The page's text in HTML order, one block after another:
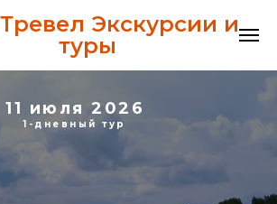
Экскурсии и
туры
11 июля 2026
1-дневный тур